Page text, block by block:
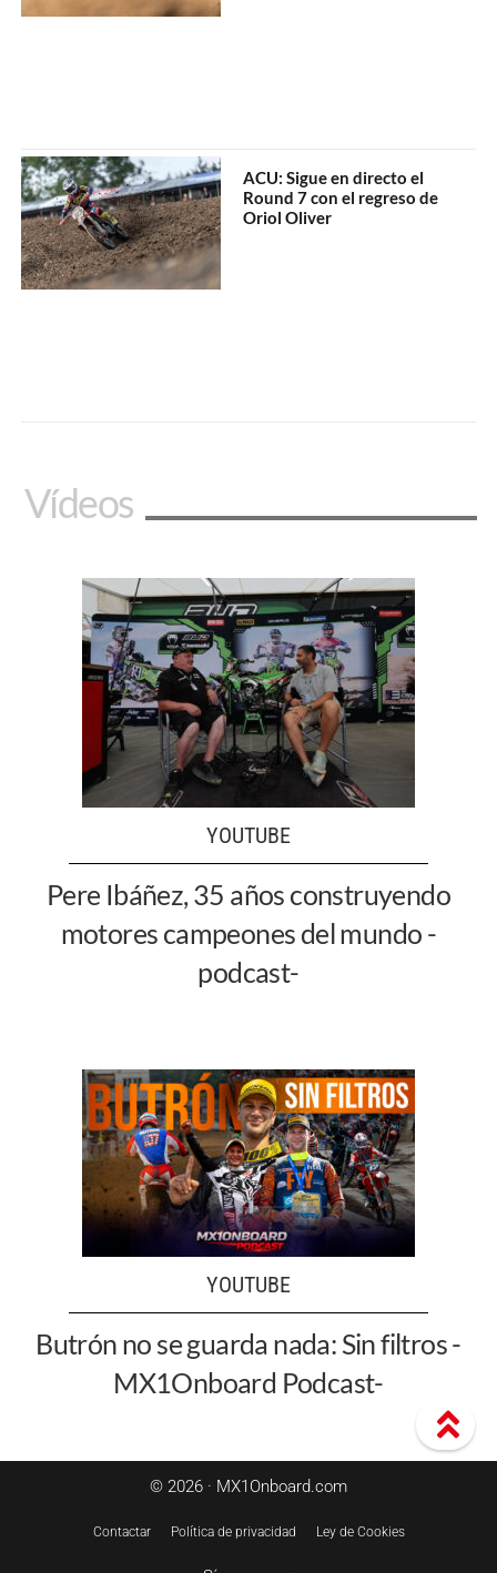
ACU: Sigue en directo el
Round 7 con el regreso de
Oriol Oliver
Vídeos
YOUTUBE
Pere Ibáñez, 35 años construyendo
motores campeones del mundo -
podcast-
YOUTUBE
Butrón no se guarda nada: Sin filtros -
MX1Onboard Podcast-
© 2026 · MX1Onboard.com
Contactar Política de privacidad Ley de Cookies